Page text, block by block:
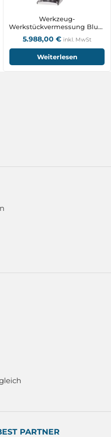
Werkzeug-
Werkstückvermessung Blum
Funktechnologie
5.988,00 € inkl. MwSt
Weiterlesen
PARTNER